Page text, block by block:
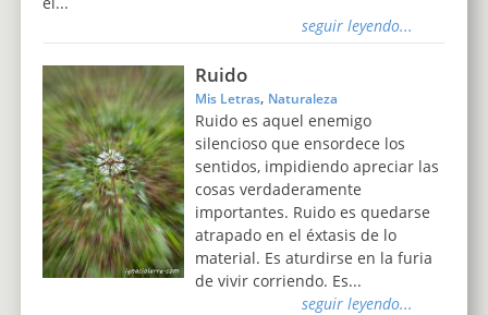
seguir leyendo...
Ruido
Mis Letras, Naturaleza
Ruido es aquel enemigo
silencioso que ensordece los
sentidos, impidiendo apreciar las
cosas verdaderamente
importantes. Ruido es quedarse
atrapado en el éxtasis de lo
material. Es aturdirse en la furia
de vivir corriendo. Es...
seguir leyendo...